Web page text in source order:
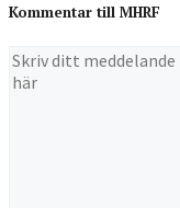
Kommentar till MHRF